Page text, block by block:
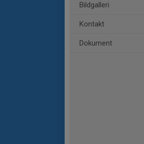
Bildgalleri
Kontakt
Dokument